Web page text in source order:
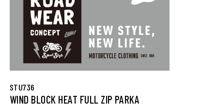
STU736
WIND BLOCK HEAT FULL ZIP PARKA